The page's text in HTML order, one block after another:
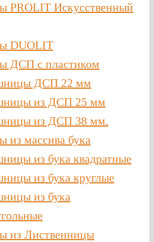
PROLIT Искусственный
DUOLIT
ДСП с пластиком
ДСП 22 мм
из ДСП 25 мм
из ДСП 38 мм.
из массива бука
из бука квадратные
из бука круглые
из бука
из Лиственницы